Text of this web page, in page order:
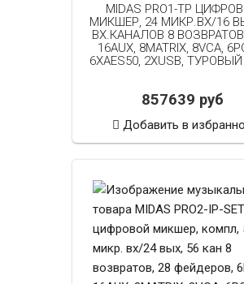
MIDAS PRO1-TP
МИКШЕР, 24 МИКР.ВХ/16
ВХ.КАНАЛОВ 8 ВОЗВРАТОВ,
16AUX, 8MATRIX, 8VCA,
6XAES50, 2XUSB,
857639 руб
Добавить в